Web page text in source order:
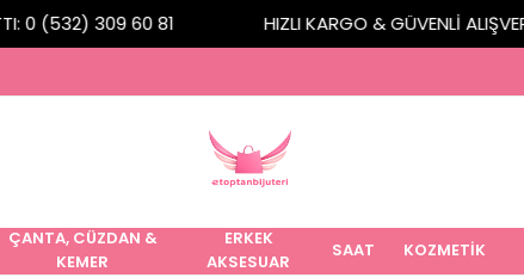
0 (532) 309 60 81 HIZLI KARGO & GÜVENLİ ALIŞVERİŞ
ÇANTA, CÜZDAN &
KEMER
ERKEK
AKSESUAR
SAAT KOZMETİK